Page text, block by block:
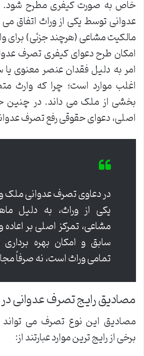
خاص به صورت کیفری مطرح شود.
عدوانی توسط یکی از وراث اتفاق
مالکیت مشاعی (هرچند جزئی) برای
امکان طرح دعوای کیفری تصرف
امر به دلیل فقدان عنصر معنوی
اغلب موارد است؛ چرا که وارث
بخشی از ملک می داند. در چنین
اصلی، دعوای حقوقی رفع تصرف
در دعاوی تصرف عدوانی ملک
یکی از وراث، به دلیل
مشاعی، تمرکز اصلی بر
سابق و امکان بهره
تمامی وراث است، نه صرفاً
مصادیق رایج تصرف عدوانی
مصادیق این نوع تصرف می تواند
برخی از رایج ترین موارد عبارتند از: